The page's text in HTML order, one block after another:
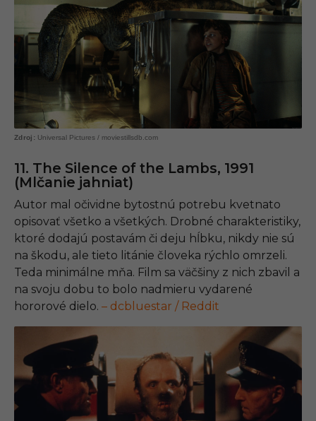
Universal Pictures / moviestillsdb.com
11. The Silence of the Lambs, 1991
(Mlčanie jahniat)
Autor mal očividne bytostnú potrebu kvetnato
opisovať všetko a všetkých. Drobné charakteristiky,
ktoré dodajú postavám či deju hĺbku, nikdy nie sú
na škodu, ale tieto litánie človeka rýchlo omrzeli.
Teda minimálne mňa. Film sa väčšiny z nich zbavil a
na svoju dobu to bolo nadmieru vydarené
hororové dielo. – dcbluestar / Reddit